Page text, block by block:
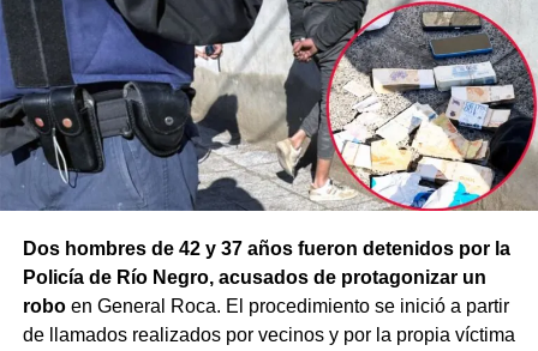
Dos hombres de 42 y 37 años fueron detenidos por la
Policía de Río Negro, acusados de protagonizar un
roboen General Roca. El procedimiento se inició a partir
de llamados realizados por vecinos y por la propia víctima